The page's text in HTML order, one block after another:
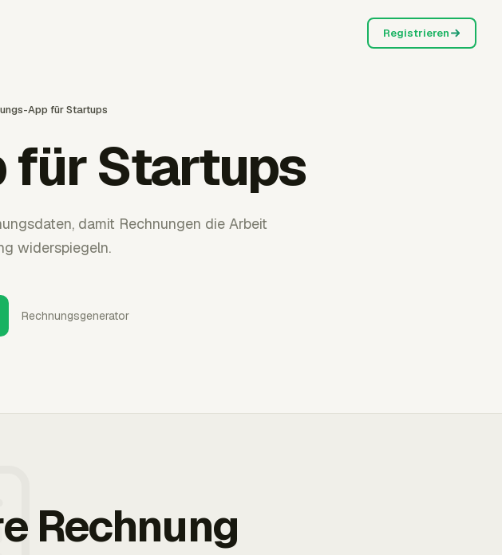
Registrieren
App für Startups
für Startups
damit Rechnungen die Arbeit
widerspiegeln.
Rechnungsgenerator
Rechnung